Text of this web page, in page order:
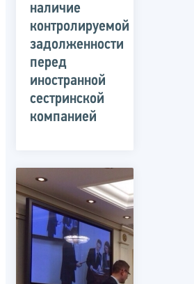
наличие
контролируемой
задолженности
перед
иностранной
сестринской
компанией